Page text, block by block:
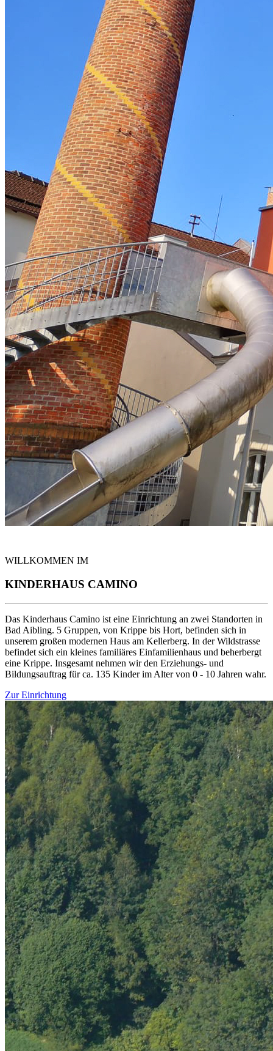
WILLKOMMEN IM
KINDERHAUS CAMINO
Das Kinderhaus Camino ist eine Einrichtung an zwei Standorten in
Bad Aibling. 5 Gruppen, von Krippe bis Hort, befinden sich in
unserem großen modernen Haus am Kellerberg. In der Wildstrasse
befindet sich ein kleines familiäres Einfamilienhaus und beherbergt
eine Krippe. Insgesamt nehmen wir den Erziehungs- und
Bildungsauftrag für ca. 135 Kinder im Alter von 0 - 10 Jahren wahr.
Zur Einrichtung